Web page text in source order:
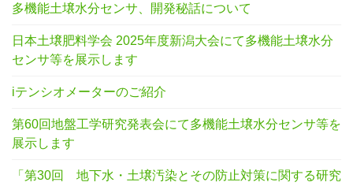
多機能土壌水分センサ、開発秘話について
日本土壌肥料学会 2025年度新潟大会にて多機能土壌水分
センサ等を展示します
iテンシオメーターのご紹介
第60回地盤工学研究発表会にて多機能土壌水分センサ等を
展示します
「第30回 地下水・土壌汚染とその防止対策に関する研究